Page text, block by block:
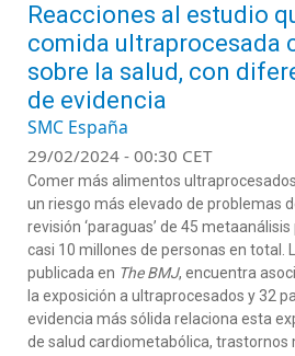
Reacciones al estudio
comida ultraprocesada
sobre la salud, con
de evidencia
SMC España
29/02/2024 - 00:30 CET
Comer más alimentos
un riesgo más elevado de problemas
revisión ‘paraguas’ de 45
casi 10 millones de personas en total.
publicada en The BMJ, encuentra
la exposición a ultraprocesados y 32
evidencia más sólida relaciona esta
de salud cardiometabólica, trastornos